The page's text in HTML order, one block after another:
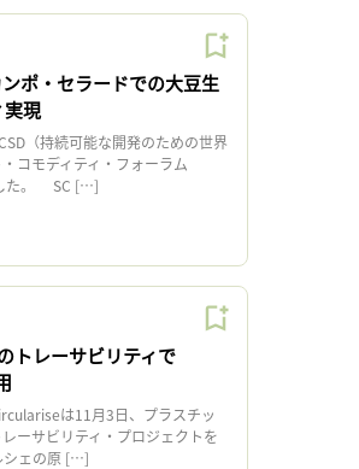
ポ・セラードでの大豆生
実現
（持続可能な開発のための世界
コモディティ・フォーラム
した。 SC […]
トレーサビリティで
は11月3日、プラスチッ
ーサビリティ・プロジェクトを
シェの原 […]